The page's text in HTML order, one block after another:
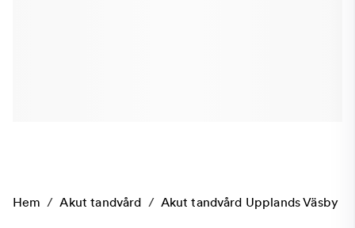
Hem / Akut tandvård / Akut tandvård Upplands Väsby